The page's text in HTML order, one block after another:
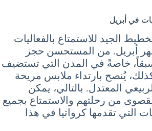
في أبريل
الجيد للاستمتاع بالفعاليات
أبريل. من المستحسن حجز
مسبقاً، خاصةً في المدن التي تستضيف
كذلك، يُنصح بارتداء ملابس مريحة
المعتدل. بالتالي، يمكن
من رحلتهم والاستمتاع بجميع
التي تقدمها كرواتيا في هذا